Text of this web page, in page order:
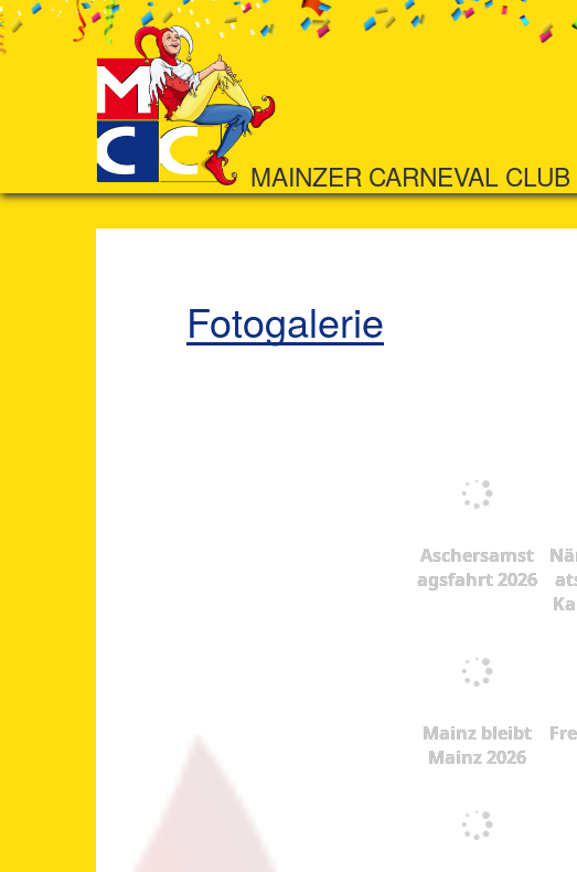
MAINZER CARNEVAL CLUB
Fotogalerie
Aschersamst
agsfahrt 2026
Mainz bleibt
Mainz 2026